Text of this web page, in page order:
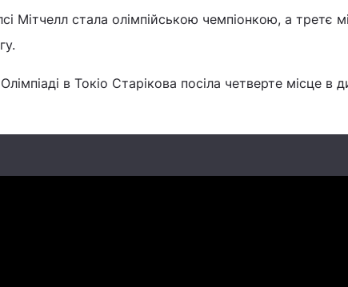
Мітчелл стала олімпійською чемпіонкою, а третє
в Токіо Старікова посіла четверте місце в